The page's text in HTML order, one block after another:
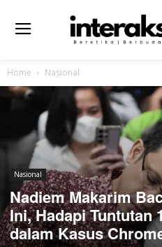
Home Nasional
Nasional
Nadiem Makarim
Ini, Hadapi Tuntutan
dalam Kasus